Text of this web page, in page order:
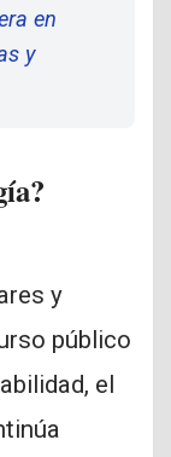
en
y
y
público
el